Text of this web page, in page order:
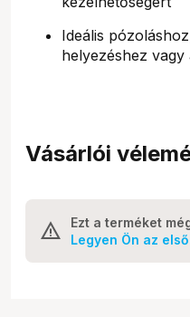
Ideális
helyezéshez vagy
Vásárlói
Ezt a terméket
Legyen Ön az